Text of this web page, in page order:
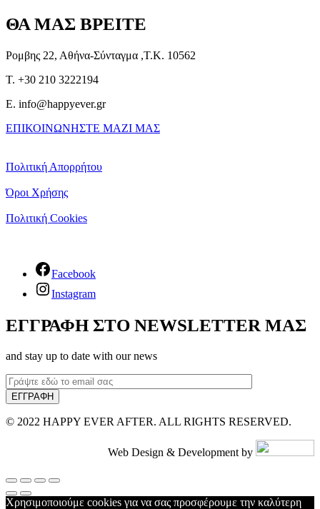
ΘΑ ΜΑΣ ΒΡΕΙΤΕ
Ρομβης 22, Αθήνα-Σύνταγμα ,Τ.Κ. 10562
T. +30 210 3222194
E. info@happyever.gr
ΕΠΙΚΟΙΝΩΝΗΣΤΕ ΜΑΖΙ ΜΑΣ
Πολιτική Απορρήτου
Όροι Χρήσης
Πολιτική Cookies
Facebook
Instagram
ΕΓΓΡΑΦΗ ΣΤΟ NEWSLETTER ΜΑΣ
and stay up to date with our news
© 2022 HAPPY EVER AFTER. ALL RIGHTS RESERVED.
Web Design & Development by
Χρησιμοποιούμε cookies για να σας προσφέρουμε την καλύτερη